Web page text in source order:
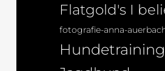
Flatgold's I
fotografie-anna-
Hundetraining